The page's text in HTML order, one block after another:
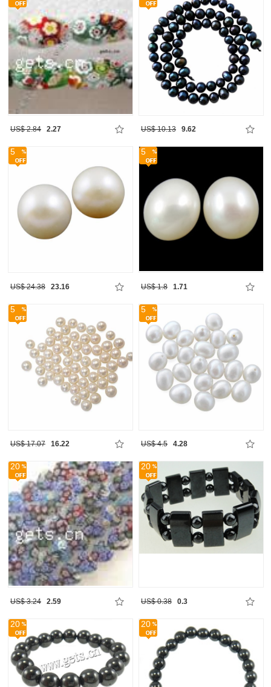
US$ 2.84 2.27 US$ 10.13 9.62
5
US$ 24.38 23.16
5
US$ 1.8 1.71
5
US$ 17.07 16.22
5
US$ 4.5 4.28
20
US$ 3.24 2.59
20
US$ 0.38 0.3
20 20